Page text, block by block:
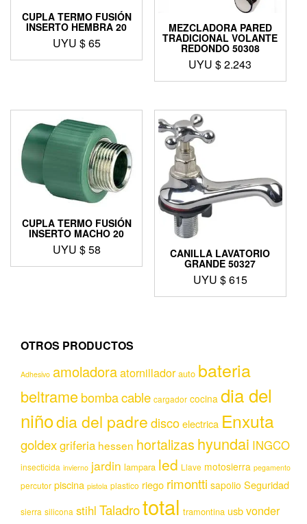
CUPLA TERMO FUSIÓN
INSERTO HEMBRA 20
UYU $65
MEZCLADORA PARED
TRADICIONAL VOLANTE
REDONDO 50308
UYU $2.243
CUPLA TERMO FUSIÓN
INSERTO MACHO 20
UYU $58 CANILLA LAVATORIO
GRANDE 50327
UYU $615
OTROS PRODUCTOS
Adhesivo amoladoraatornillador auto bateria
beltramebombacable cargador cocina dia del
niñodia del padrediscoelectrica Enxuta
goldexgriferia hessen hortalizas hyundai INGCO
insecticida invierno jardin lampara led Llave motosierra pegamento
percutor piscina pistola plastico riego rimontti sapolio Seguridad
sierra silicona stihl Taladrototal tramontina usbvonder